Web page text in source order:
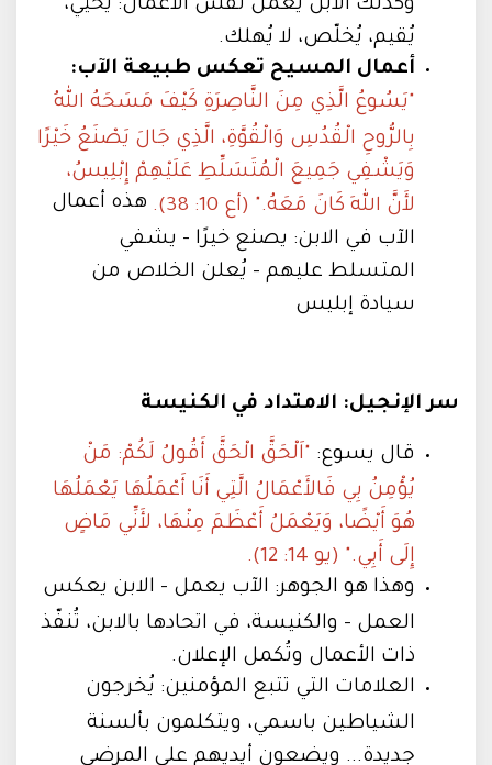
يُقيم، يُخلّص، لا يُهلك.
أعمال المسيح تعكس طبيعة الآب:
"يَسُوعُ الَّذِي مِنَ النَّاصِرَةِ كَيْفَ مَسَحَهُ اللهُ
بِالرُّوحِ الْقُدُسِ وَالْقُوَّةِ، الَّذِي جَالَ يَصْنَعُ خَيْرًا
وَيَشْفِي جَمِيعَ الْمُتَسَلِّطِ عَلَيْهِمْ إِبْلِيسُ،
لأَنَّ اللهَ كَانَ مَعَهُ." (أع 10: 38).
هذه أعمال
الآب في الابن: يصنع خيرًا - يشفي
المتسلط عليهم - يُعلن الخلاص من
سيادة إبليس
سر الإنجيل: الامتداد في الكنيسة
قال يسوع: "اَلْحَقَّ الْحَقَّ أَقُولُ لَكُمْ: مَنْ
يُؤْمِنُ بِي فَالأَعْمَالُ الَّتِي أَنَا أَعْمَلُهَا يَعْمَلُهَا
هُوَ أَيْضًا، وَيَعْمَلُ أَعْظَمَ مِنْهَا، لأَنِّي مَاضٍ
إِلَى أَبِي." (يو 14: 12).
وهذا هو الجوهر: الآب يعمل - الابن يعكس
العمل - والكنيسة، في اتحادها بالابن، تُنفّذ
ذات الأعمال وتُكمل الإعلان.
العلامات التي تتبع المؤمنين: يُخرجون
الشياطين باسمي، ويتكلمون بألسنة
جديدة... ويضعون أيديهم على المرضى